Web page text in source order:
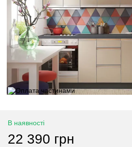
В наявності
22 390 грн